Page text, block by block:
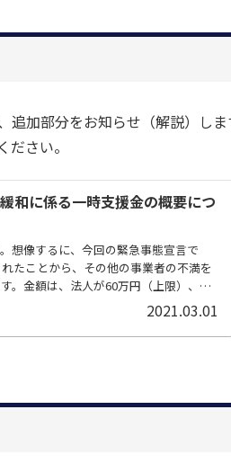
追加部分をお知らせ（解説）しま
さい。
和に係る一時支援金の概要につ
想像するに、今回の緊急事態宣言で
たことから、その他の事業者の不満を
。金額は、法人が60万円（上限）、個
2021.03.01